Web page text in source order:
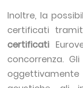
Inoltre, la
certificati
certificati
concorrenza.